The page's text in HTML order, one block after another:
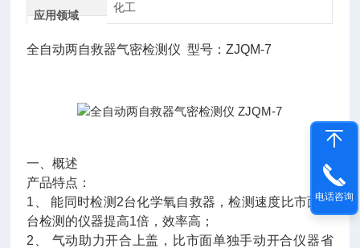
应用领域
化工
全自动两自救器气密检测仪 型号：ZJQM-7
一、概述
产品特点：
1、 能同时检测2台化学氧自救器，检测速度比市面单
台检测的仪器提高1倍，效率高；
2、 气动助力开合上盖，比市面单独手动开合仪器省
电话咨询